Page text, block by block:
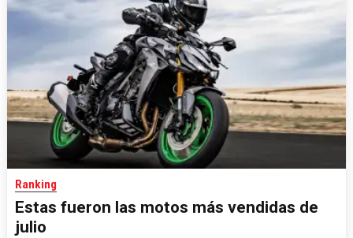
Ranking
Estas fueron las motos más vendidas de
julio